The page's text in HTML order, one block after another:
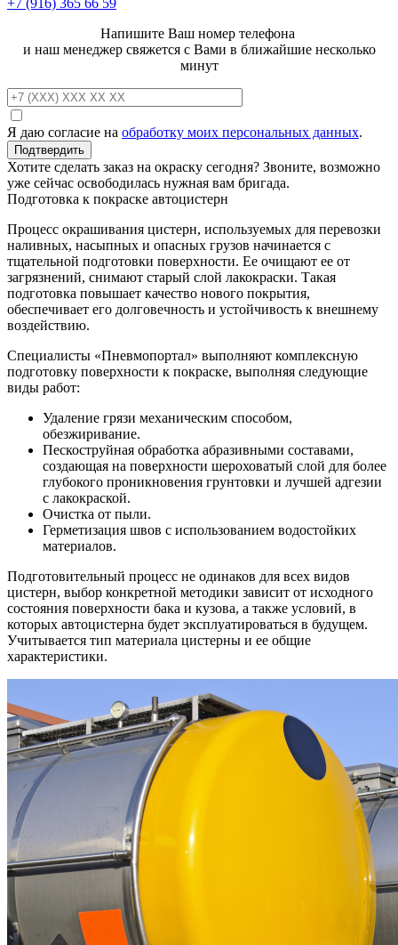
+7 (916) 365 66 59
Напишите Ваш номер телефона
и наш менеджер свяжется с Вами в ближайшие несколько
минут
Я даю согласие на обработку моих персональных данных.
Хотите сделать заказ на окраску сегодня? Звоните, возможно
уже сейчас освободилась нужная вам бригада.
Подготовка к покраске автоцистерн
Процесс окрашивания цистерн, используемых для перевозки
наливных, насыпных и опасных грузов начинается с
тщательной подготовки поверхности. Ее очищают ее от
загрязнений, снимают старый слой лакокраски. Такая
подготовка повышает качество нового покрытия,
обеспечивает его долговечность и устойчивость к внешнему
воздействию.
Специалисты «Пневмопортал» выполняют комплексную
подготовку поверхности к покраске, выполняя следующие
виды работ:
Удаление грязи механическим способом,
обезжиривание.
Пескоструйная обработка абразивными составами,
создающая на поверхности шероховатый слой для более
глубокого проникновения грунтовки и лучшей адгезии
с лакокраской.
Очистка от пыли.
Герметизация швов с использованием водостойких
материалов.
Подготовительный процесс не одинаков для всех видов
цистерн, выбор конкретной методики зависит от исходного
состояния поверхности бака и кузова, а также условий, в
которых автоцистерна будет эксплуатироваться в будущем.
Учитывается тип материала цистерны и ее общие
характеристики.